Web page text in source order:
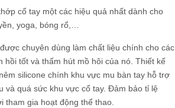
cổ tay một các hiệu quả nhất dành cho
yoga, bóng rổ,…
chuyên dùng làm chất liệu chính cho các
hồi tốt và thấm hút mồ hôi của nó. Thiết kế
silicone chính khu vực mu bàn tay hỗ trợ
và quá sức khu vực cổ tay. Đảm bảo tỉ lệ
tham gia hoạt động thể thao.